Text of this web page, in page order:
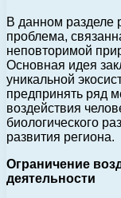
В данном разделе
проблема,
неповторимой
Основная идея
уникальной
предпринять ряд
воздействия
биологического
развития региона.
Ограничение
деятельности